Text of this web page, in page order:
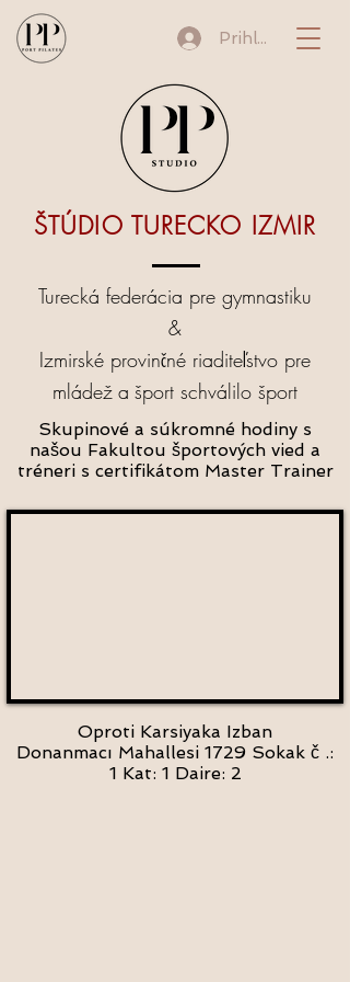
Prihlásiť sa
ŠTÚDIO TURECKO IZMIR
Turecká federácia pre gymnastiku
&
Izmirské provinčné riaditeľstvo pre
mládež a šport schválilo šport
Skupinové a súkromné hodiny s
našou Fakultou športových vied a
tréneri s certifikátom Master Trainer
Oproti Karsiyaka Izban
Donanmacı Mahallesi 1729 Sokak č .:
1 Kat: 1 Daire: 2